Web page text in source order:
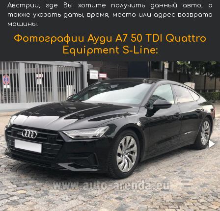
Австрии, где Вы хотите получить данный авто, а
также указать даты, время, место или адрес возврата
машины.
Фотографии Ауди A7 50 TDI Quattro
Equipment S-Line: